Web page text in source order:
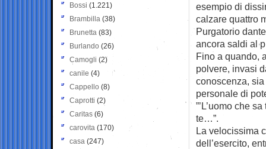
esempio di
calzare quattro
Purgatorio
ancora saldi al
Fino a quando,
polvere, invasi
conoscenza,
personale di
”’L’uomo che
te…”.
La velocissima
dell’esercito,
Bossi (1.221)
Brambilla (38)
Brunetta (83)
Burlando (26)
Camogli (2)
canile (4)
Cappello (8)
Caprotti (2)
Caritas (6)
carovita (170)
casa (247)